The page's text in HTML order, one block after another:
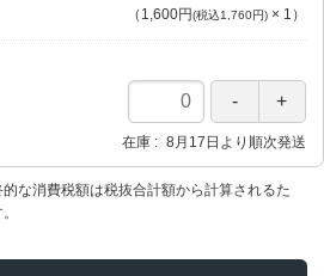
（ 1,600円(税込1,760円)× 1 ）
在庫 8月17日より順次発送
な消費税額は税抜合計額から計算されるた